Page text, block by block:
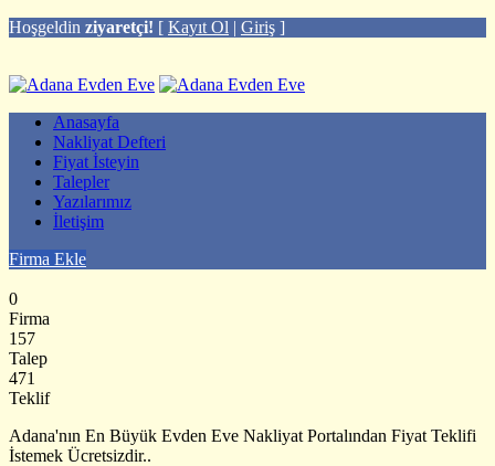
Hoşgeldin ziyaretçi! [ Kayıt Ol | Giriş ]
Anasayfa
Nakliyat Defteri
Fiyat İsteyin
Talepler
Yazılarımız
İletişim
Firma Ekle
0
Firma
157
Talep
471
Teklif
Adana'nın En Büyük Evden Eve Nakliyat Portalından Fiyat Teklifi
İstemek Ücretsizdir..